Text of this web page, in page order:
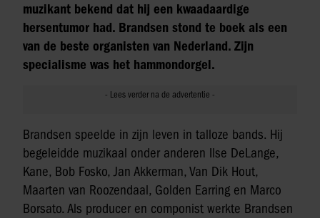
muzikant bekend dat hij een kwaadaardige
hersentumor had. Brandsen stond te boek als een
van de beste organisten van Nederland. Zijn
specialisme was het hammondorgel.
Brandsen speelde in zijn leven in talloze bands. Hij
begeleidde muzikaal onder anderen Ilse DeLange,
Kane, Bob Fosko, Jan Akkerman, Van Dik Hout,
Maarten van Roozendaal, Golden Earring en Marco
Borsato. Als producer en componist werkte Brandsen